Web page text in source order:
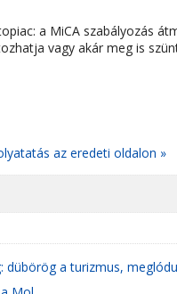
a MiCA szabályozás
vagy akár meg is
az eredeti oldalon »
dübörög a turizmus,